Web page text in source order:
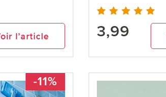
l’article 3,99
-11%